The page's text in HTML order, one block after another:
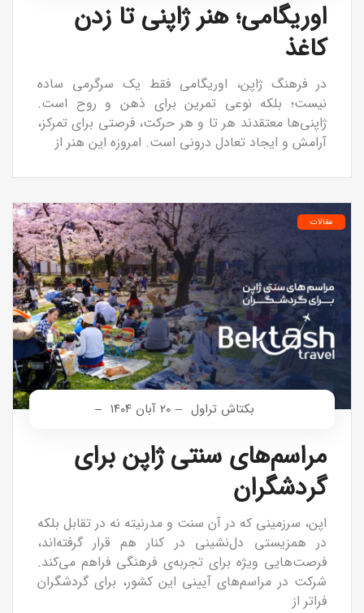
اوریگامی؛ هنر ژاپنی تا زدن
کاغذ
در فرهنگ ژاپن، اوریگامی فقط یک سرگرمی ساده
نیست؛ بلکه نوعی تمرین برای ذهن و روح است.
ژاپنی‌ها معتقدند هر تا و هر حرکت، فرصتی برای تمرکز،
آرامش و ایجاد تعادل درونی است. امروزه این هنر از
مقالات
بکتاش تراول ۲۰ آبان ۱۴۰۴
مراسم‌های سنتی ژاپن برای
گردشگران
اپن، سرزمینی که در آن سنت و مدرنیته نه در تقابل بلکه
در همزیستی دل‌نشینی در کنار هم قرار گرفته‌اند،
فرصت‌هایی ویژه برای تجربه‌ی فرهنگی فراهم می‌کند.
شرکت در مراسم‌های آیینی این کشور، برای گردشگران
فراتر از